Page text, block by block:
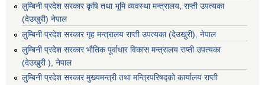
लुम्बिनी प्रदेश सरकार कृषि तथा भूमि व्यवस्था मन्त्रालय, राप्ती उपत्यका
(देउखुरी) नेपाल
लुम्बिनी प्रदेश सरकार गृह मन्त्रालय राप्ती उपत्यका (देउखुरी), नेपाल
लुम्बिनी प्रदेश सरकार भौतिक पूर्वाधार विकास मन्त्रालय राप्ती उपत्यका
(देउखुरी ), नेपाल
लुम्बिनी प्रदेश सरकार मुख्यमन्त्री तथा मन्त्रिपरिषद्को कार्यालय राप्ती